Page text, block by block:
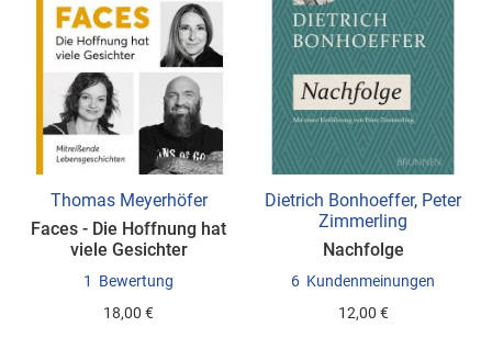
Thomas Meyerhöfer
Faces - Die Hoffnung hat
viele Gesichter
1 Bewertung
18,00 €
Dietrich Bonhoeffer, Peter
Zimmerling
Nachfolge
6 Kundenmeinungen
12,00 €